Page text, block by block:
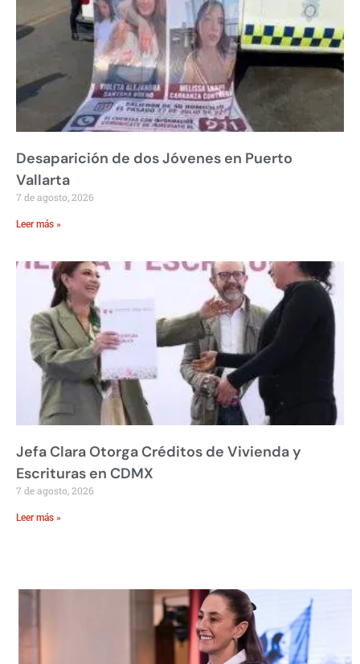
Desaparición de dos Jóvenes en Puerto
Vallarta
7 de agosto, 2026
Leer más »
Jefa Clara Otorga Créditos de Vivienda y
Escrituras en CDMX
7 de agosto, 2026
Leer más »